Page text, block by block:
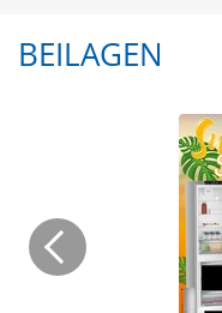
BEILAGEN